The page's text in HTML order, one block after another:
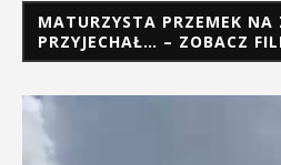
MATURZYSTA PRZEMEK NA
PRZYJECHAŁ… – ZOBACZ
Odtwarzacz